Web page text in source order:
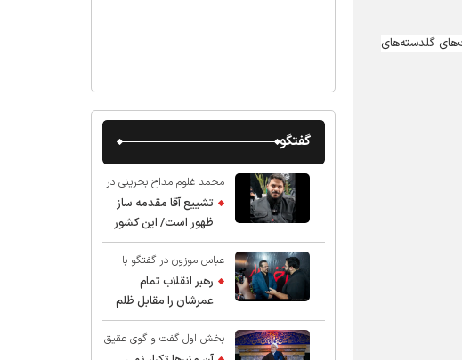
گلدسته‌های
گفتگو
محمد غلوم مداح بحرینی در
گفت و گو با عقیق:
تشییع آقا مقدمه ساز
ظهور است/ این کشور
صاحب دارد
عباس موزون در گفتگو با
عقیق:رهبر انقلاب تمام
عمرشان را مقابل ظلم
ایستادند پس نباید از
شهادت ایشان شگفت
بخش اول گفت و گوی عقیق
با استاد حسین انصاریان: